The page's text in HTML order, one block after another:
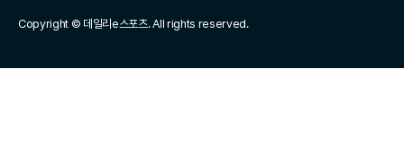
Copyright © 데일리e스포츠. All rights reserved.